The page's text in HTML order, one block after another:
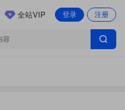
登录 注册
全站VIP